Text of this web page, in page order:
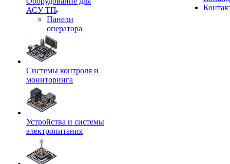
АСУ ТП
Панели
оператора
Системы контроля и
мониторинга
Устройства и системы
электропитания